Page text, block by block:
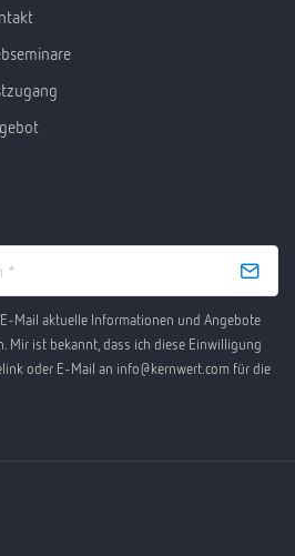
Mail aktuelle Informationen und Angebote
Mir ist bekannt, dass ich diese Einwilligung
oder E-Mail an info@kernwert.com für die